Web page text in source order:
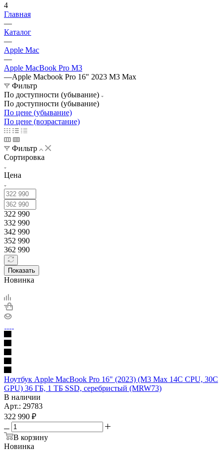
4
Главная
—
Каталог
—
Apple Mac
—
Apple MacBook Pro M3
—Apple Macbook Pro 16" 2023 M3 Max
Фильтр
По доступности (убывание)
По доступности (убывание)
По цене (убывание)
По цене (возрастание)
Фильтр
Сортировка
Цена
322 990
332 990
342 990
352 990
362 990
Показать
Новинка
Ноутбук Apple MacBook Pro 16" (2023) (M3 Max 14C CPU, 30C
GPU) 36 ГБ, 1 ТБ SSD, серебристый (MRW73)
В наличии
Арт.: 29783
322 990 ₽
В корзину
Новинка